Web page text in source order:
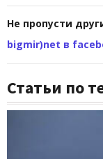
Не пропусти
bigmir)net в
Статьи по